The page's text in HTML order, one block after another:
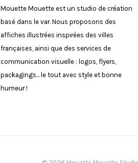
Mouette Mouette est un studio de création
basé dans le var. Nous proposons des
affiches illustrées inspirées des villes
françaises, ainsi que des services de
communication visuelle : logos, flyers,
packagings... le tout avec style et bonne
humeur !